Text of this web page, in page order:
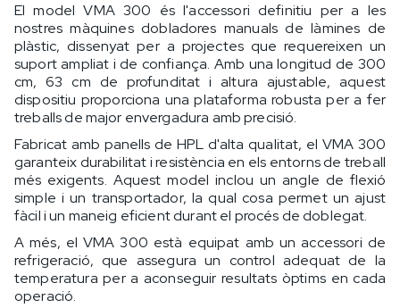
El model VMA 300 és l'accessori definitiu per a les
nostres màquines dobladores manuals de làmines de
plàstic, dissenyat per a projectes que requereixen un
suport ampliat i de confiança. Amb una longitud de 300
cm, 63 cm de profunditat i altura ajustable, aquest
dispositiu proporciona una plataforma robusta per a fer
treballs de major envergadura amb precisió.
Fabricat amb panells de HPL d'alta qualitat, el VMA 300
garanteix durabilitat i resistència en els entorns de treball
més exigents. Aquest model inclou un angle de flexió
simple i un transportador, la qual cosa permet un ajust
fàcil i un maneig eficient durant el procés de doblegat.
A més, el VMA 300 està equipat amb un accessori de
refrigeració, que assegura un control adequat de la
temperatura per a aconseguir resultats òptims en cada
operació.